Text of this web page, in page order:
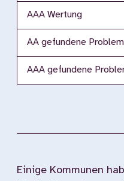
AAA Wertung
AA gefundene
AAA gefundene
Einige Kommunen